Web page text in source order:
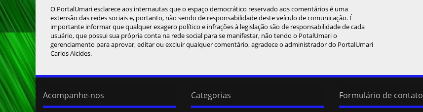
O PortalUmari esclarece aos internautas que o espaço democrático reservado aos comentários é uma
extensão das redes sociais e, portanto, não sendo de responsabilidade deste veículo de comunicação. É
importante informar que qualquer exagero político e infrações à legislação são de responsabilidade de cada
usuário, que possui sua própria conta na rede social para se manifestar, não tendo o PotalUmari o
gerenciamento para aprovar, editar ou excluir qualquer comentário, agradece o administrador do PortalUmari
Carlos Alcides.
Acompanhe-nos Categorias Formulário de contato